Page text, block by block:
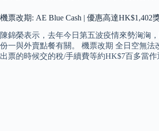
機票改期: AE Blue Cash | 優惠高達HK$1,402
陳錦榮表示，去年今日第五波疫情來勢洶洶
份一與外賣點餐有關。 機票改期 全日空無
出票的時候交的稅/手續費等約HK$7百多當作